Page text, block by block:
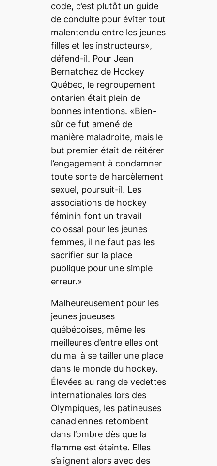
code, c’est plutôt un guide
de conduite pour éviter tout
malentendu entre les jeunes
filles et les instructeurs»,
défend-il. Pour Jean
Bernatchez de Hockey
Québec, le regroupement
ontarien était plein de
bonnes intentions. «Bien-
sûr ce fut amené de
manière maladroite, mais le
but premier était de réitérer
l’engagement à condamner
toute sorte de harcèlement
sexuel, poursuit-il. Les
associations de hockey
féminin font un travail
colossal pour les jeunes
femmes, il ne faut pas les
sacrifier sur la place
publique pour une simple
erreur.»
Malheureusement pour les
jeunes joueuses
québécoises, même les
meilleures d’entre elles ont
du mal à se tailler une place
dans le monde du hockey.
Élevées au rang de vedettes
internationales lors des
Olympiques, les patineuses
canadiennes retombent
dans l’ombre dès que la
flamme est éteinte. Elles
s’alignent alors avec des